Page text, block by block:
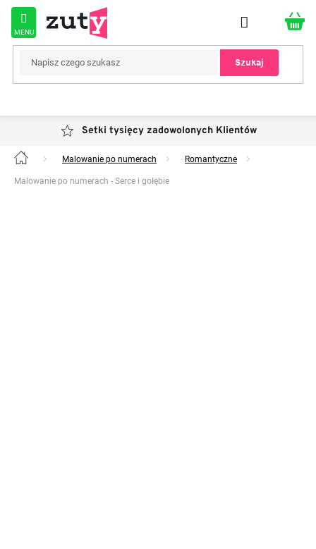
Przejść
treści
Szukaj
Setki tysięcy zadowolonych Klientów
Home Malowanie po numerach Romantyczne
Malowanie po numerach - Serce i gołębie